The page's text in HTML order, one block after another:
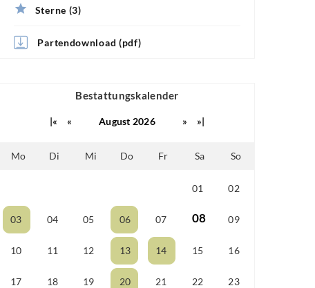
Sterne (3)
Partendownload (pdf)
Bestattungskalender
|« « August 2026 » »|
Mo Di Mi Do Fr Sa So
01 02
03 04 05 06 07 08 09
10 11 12 13 14 15 16
17 18 19 20 21 22 23